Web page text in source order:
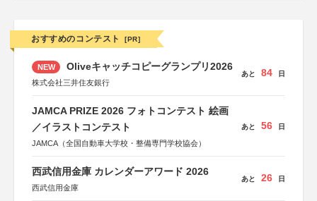
おすすめのコンテスト [PR]
NEW Oliveキャッチコピーグランプリ2026
株式会社三井住友銀行
あと 84 日
JAMCA PRIZE 2026 フォトコンテスト 絵画
／イラストコンテスト
JAMCA（全国自動車大学校・整備専門学校協会）
あと 56 日
西武信用金庫 カレンダーアワード 2026
西武信用金庫
あと 26 日